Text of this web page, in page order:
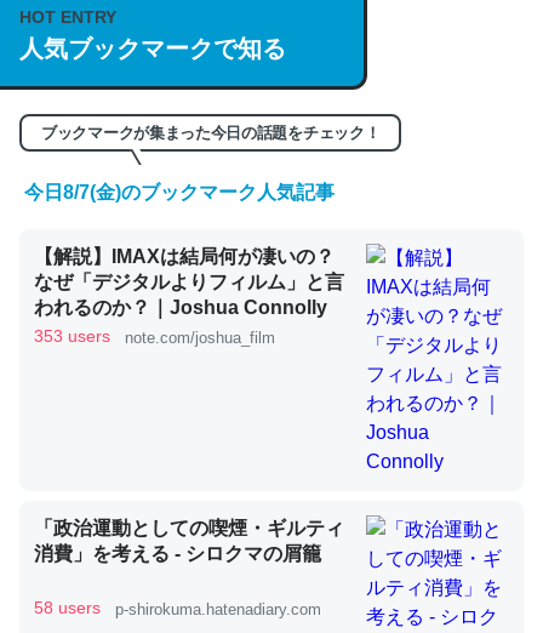
https://isobe324649.hatenablog.com/entry/2023/03/27
/064121
─GPTの仕組みと限界についての考察（１） - conceptualization
くらい。小説でいう「ずっと前の伏線」は回収されないけ
ど、短期記憶というには多い分量。進化すればするほど分
かりやすく強くなりそう
昆虫ってカルシウム少ないのか。知らんかった。調べたら
コオロギのカルシウム分はエビの600分の1程度。
─ニュース :: 【研究発表】昆虫学の大問題＝「昆虫はなぜ海にいな
いのか」に関する新仮説
HOT ENTRY
人気ブックマークで知る
ブックマークが集まった今日の話題をチェック！
今日8/7(金)のブックマーク人気記事
【解説】IMAXは結局何が凄いの？
なぜ「デジタルよりフィルム」と言
われるのか？｜Joshua Connolly
353 users note.com/joshua_film
「政治運動としての喫煙・ギルティ
消費」を考える - シロクマの屑籠
58 users p-shirokuma.hatenadiary.com